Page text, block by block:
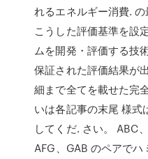
れるエネルギー消費.
こうした評価基準を設
ムを開発・評価する技
保証された評価結果が
細まで全てを載せた完
いは各記事の末尾 様式
してくだ. さい。 ABC
AFG、GAB のペアで